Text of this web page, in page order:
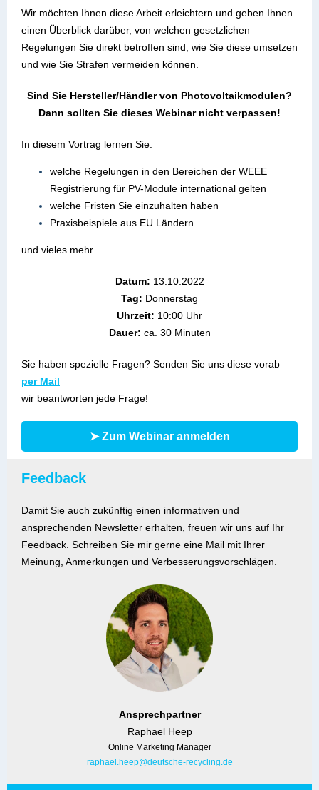
Wir möchten Ihnen diese Arbeit erleichtern und geben Ihnen
einen Überblick darüber, von welchen gesetzlichen
Regelungen Sie direkt betroffen sind, wie Sie diese umsetzen
und wie Sie Strafen vermeiden können.
Sind Sie Hersteller/Händler von Photovoltaikmodulen?
Dann sollten Sie dieses Webinar nicht verpassen!
In diesem Vortrag lernen Sie:
welche Regelungen in den Bereichen der WEEE
Registrierung für PV-Module international gelten
welche Fristen Sie einzuhalten haben
Praxisbeispiele aus EU Ländern
und vieles mehr.
Datum: 13.10.2022
Tag: Donnerstag
Uhrzeit: 10:00 Uhr
Dauer: ca. 30 Minuten
Sie haben spezielle Fragen? Senden Sie uns diese vorab
per Mail
wir beantworten jede Frage!
➤ Zum Webinar anmelden
Feedback
Damit Sie auch zukünftig einen informativen und
ansprechenden Newsletter erhalten, freuen wir uns auf Ihr
Feedback. Schreiben Sie mir gerne eine Mail mit Ihrer
Meinung, Anmerkungen und Verbesserungsvorschlägen.
Ansprechpartner
Raphael Heep
Online Marketing Manager
raphael.heep@deutsche-recycling.de